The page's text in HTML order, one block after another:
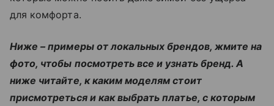
для комфорта.
Ниже – примеры от локальных брендов, жмите на
фото, чтобы посмотреть все и узнать бренд. А
ниже читайте, к каким моделям стоит
присмотреться и как выбрать платье, с которым